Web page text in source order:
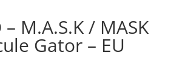
– M.A.S.K / MASK
Gator – EU